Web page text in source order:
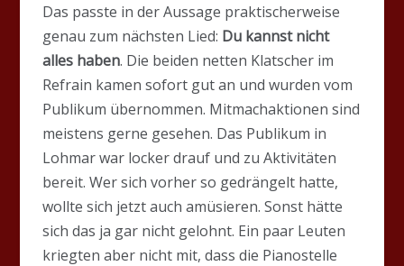
Das passte in der Aussage praktischerweise
genau zum nächsten Lied: Du kannst nicht
alles haben. Die beiden netten Klatscher im
Refrain kamen sofort gut an und wurden vom
Publikum übernommen. Mitmachaktionen sind
meistens gerne gesehen. Das Publikum in
Lohmar war locker drauf und zu Aktivitäten
bereit. Wer sich vorher so gedrängelt hatte,
wollte sich jetzt auch amüsieren. Sonst hätte
sich das ja gar nicht gelohnt. Ein paar Leuten
kriegten aber nicht mit, dass die Pianostelle